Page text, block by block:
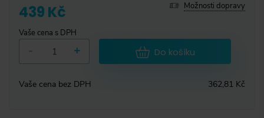
439 Kč
Vaše cena s DPH
Možnosti dopravy
+ Do košíku
Vaše cena bez DPH 362,81 Kč